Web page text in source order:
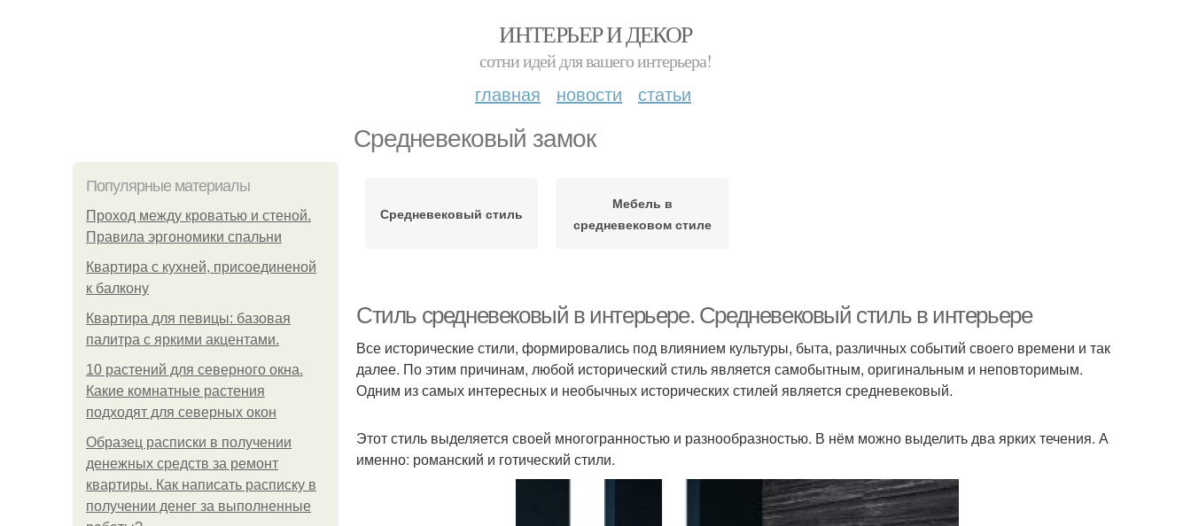
ИНТЕРЬЕР И ДЕКОР
сотни идей для вашего интерьера!
главная новости статьи
Средневековый замок
Популярные материалы
Проход между кроватью и стеной.
Правила эргономики спальни
Квартира с кухней, присоединеной
к балкону
Квартира для певицы: базовая
палитра с яркими акцентами.
10 растений для северного окна.
Какие комнатные растения
подходят для северных окон
Образец расписки в получении
денежных средств за ремонт
квартиры. Как написать расписку в
получении денег за выполненные
Средневековый стиль
Мебель в
средневековом стиле
Стиль средневековый в интерьере. Средневековый стиль в интерьере
Все исторические стили, формировались под влиянием культуры, быта, различных событий своего времени и так
далее. По этим причинам, любой исторический стиль является самобытным, оригинальным и неповторимым.
Одним из самых интересных и необычных исторических стилей является средневековый.
Этот стиль выделяется своей многогранностью и разнообразностью. В нём можно выделить два ярких течения. А
именно: романский и готический стили.